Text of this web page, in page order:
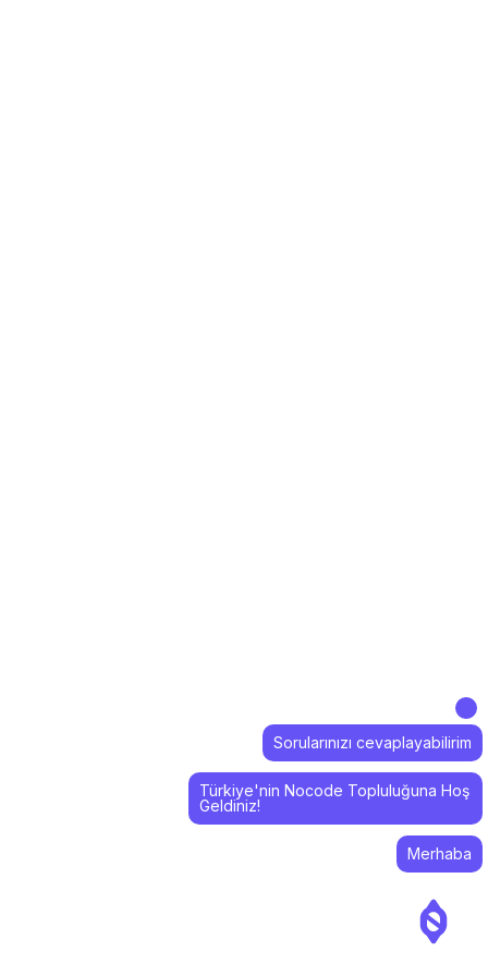
Merhaba
Türkiye'nin Nocode Topluluğuna Hoş
Geldiniz!
Sorularınızı cevaplayabilirim